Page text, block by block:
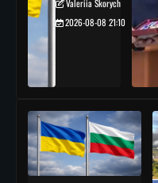
Valeriia Skorych
2026-08-08 21:10